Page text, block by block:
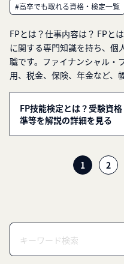
#高卒でも取れる資格・検定一覧
FPとは？仕事内容は？ FPと
に関する専門知識を持ち、個
職です。ファイナンシャル・
用、税金、保険、年金など、
FP技能検定とは？受験資
準等を解説の詳細を見る
ー
ン
1 2